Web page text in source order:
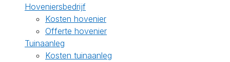
Hoveniersbedrijf
Kosten hovenier
Offerte hovenier
Tuinaanleg
Kosten tuinaanleg